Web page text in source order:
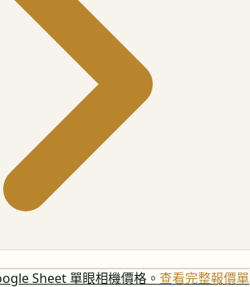
Sheet 單眼相機價格。 查看完整報價單